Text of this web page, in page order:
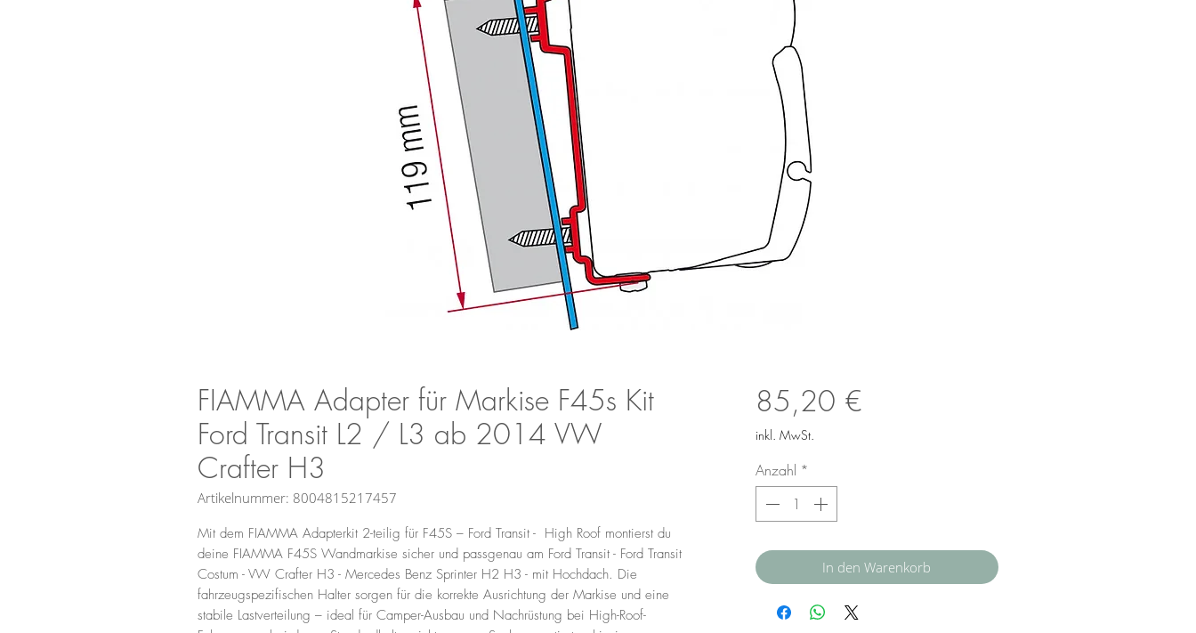
FIAMMA Adapter für Markise F45s Kit
Ford Transit L2 / L3 ab 2014 VW
Crafter H3
Artikelnummer: 8004815217457
Mit dem FIAMMA Adapterkit 2-teilig für F45S – Ford Transit - High Roof montierst du
deine FIAMMA F45S Wandmarkise sicher und passgenau am Ford Transit - Ford Transit
Costum - VW Crafter H3 - Mercedes Benz Sprinter H2 H3 - mit Hochdach. Die
fahrzeugspezifischen Halter sorgen für die korrekte Ausrichtung der Markise und eine
stabile Lastverteilung – ideal für Camper-Ausbau und Nachrüstung bei High-Roof-
85,20 €Preis
inkl. MwSt.
Anzahl *
In den Warenkorb